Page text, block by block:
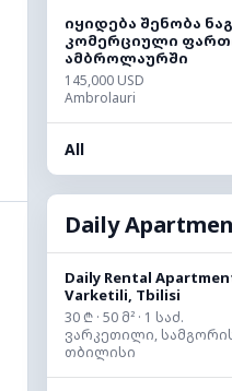
იყიდება შენობა
კომერციული
ამბროლაურში
145,000 USD
Ambrolauri
All
Daily
Daily Rental
Varketili, Tbilisi
30 ₾ · 50 მ² · 1 საძ.
ვარკეთილი,
თბილისი